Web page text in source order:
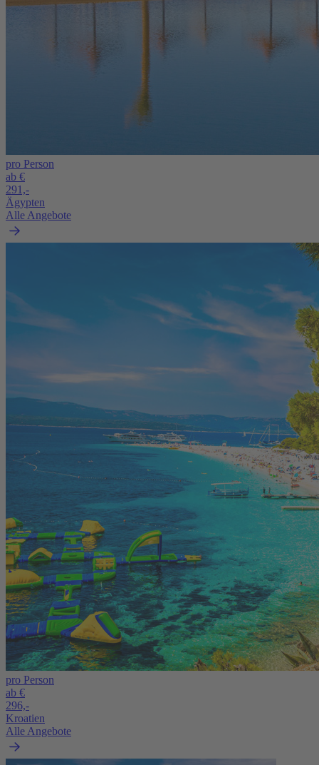
pro Person
ab €
291,-
Ägypten
Alle Angebote
pro Person
ab €
296,-
Kroatien
Alle Angebote